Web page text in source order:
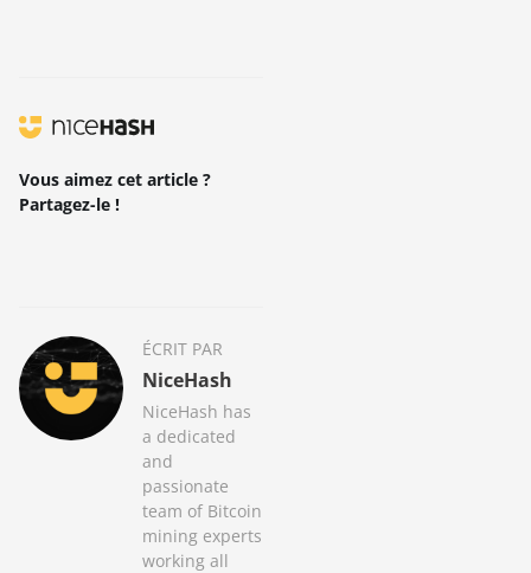
Vous aimez cet article ?
Partagez-le !
ÉCRIT PAR
NiceHash
NiceHash has
a dedicated
and
passionate
team of Bitcoin
mining experts
working all